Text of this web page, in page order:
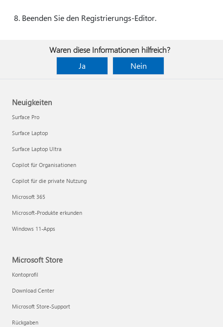
Beenden Sie den Registrierungs-Editor.
Waren diese Informationen hilfreich?
Ja
Nein
Neuigkeiten
Surface Pro
Surface Laptop
Surface Laptop Ultra
Copilot für Organisationen
Copilot für die private Nutzung
Microsoft 365
Microsoft-Produkte erkunden
Windows 11-Apps
Microsoft Store
Kontoprofil
Download Center
Microsoft Store-Support
Rückgaben